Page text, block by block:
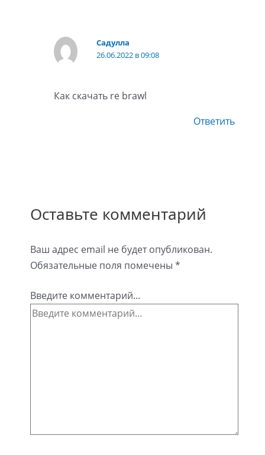
Садулла
26.06.2022 в 09:08
Как скачать re brawl
Ответить
Оставьте комментарий
Ваш адрес email не будет опубликован.
Обязательные поля помечены *
Введите комментарий...